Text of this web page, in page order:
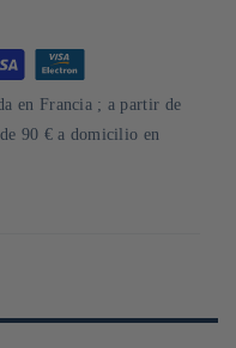
en Francia ; a partir de
90 € a domicilio en